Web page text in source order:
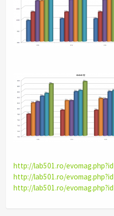
http://lab501.ro/
http://lab501.ro/
http://lab501.ro/